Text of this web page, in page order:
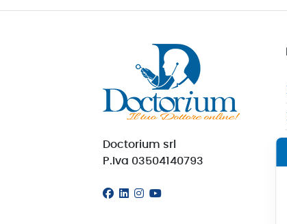
Doctorium srl
P.Iva 03504140793